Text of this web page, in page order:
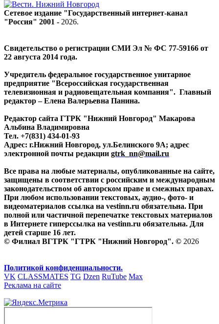
Сетевое издание "Государственный интернет-канал
"Россия" 2001 - 2026.
Свидетельство о регистрации СМИ Эл № ФС 77-59166 от
22 августа 2014 года.
Учредитель федеральное государственное унитарное
предприятие "Всероссийская государственная
телевизионная и радиовещательная компания". Главный
редактор – Елена Валерьевна Панина.
Редактор сайта ГТРК "Нижний Новгород" Макарова
Альбина Владимировна
Тел. +7(831) 434-01-93
Адрес: г.Нижний Новгород, ул.Белинского 9А; адрес
электронной почты редакции gtrk_nn@mail.ru
Все права на любые материалы, опубликованные на сайте,
защищены в соответствии с российским и международным
законодательством об авторском праве и смежных правах.
При любом использовании текстовых, аудио-, фото- и
видеоматериалов ссылка на vestinn.ru обязательна. При
полной или частичной перепечатке текстовых материалов
в Интернете гиперссылка на vestinn.ru обязательна. Для
детей старше 16 лет.
© Филиал ВГТРК "ГТРК "Нижний Новгород". © 2026
Политикой конфиденциальности.
VK CLASSMATES TG Dzen RuTube Max
Реклама на сайте